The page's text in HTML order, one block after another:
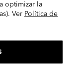
optimizar la
Ver Política de